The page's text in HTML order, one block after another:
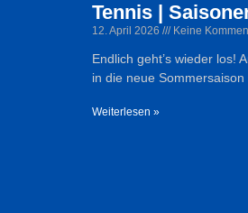
Tennis |
12. April 2026 Keine
Endlich geht’s wieder los!
in die neue
Weiterlesen »